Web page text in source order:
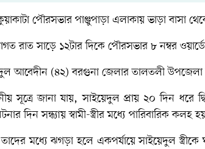
পৌরসভার পাঞ্জুপাড়া এলাকায় ভাড়া বাসা
রাত সাড়ে ১২টার দিকে পৌরসভার ৮ নম্বর
আবেদীন (৪২) বরগুনা জেলার তালতলী উপজেলা
সূত্রে জানা যায়, সাইয়েদুল প্রায় ২০ দিন ধরে
দিন সন্ধ্যায় স্বামী-স্ত্রীর মধ্যে পারিবারিক কলহ
মধ্যে ঝগড়া হলে একপর্যায়ে সাইয়েদুল